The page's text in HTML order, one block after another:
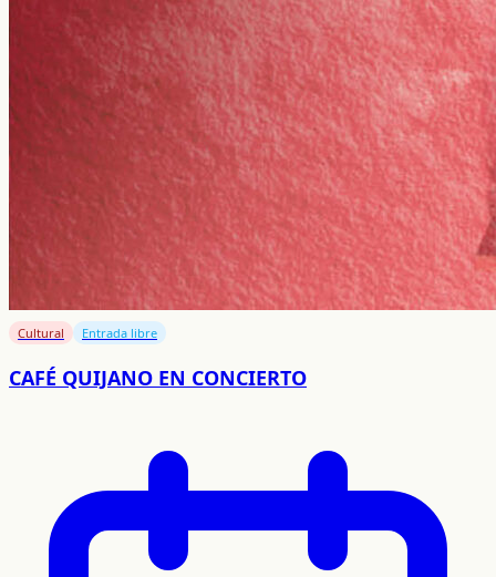
Cultural Entrada libre
CAFÉ QUIJANO EN CONCIERTO